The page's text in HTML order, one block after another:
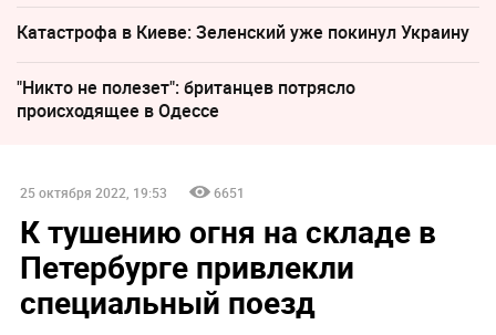
Катастрофа в Киеве: Зеленский уже покинул Украину
"Никто не полезет": британцев потрясло
происходящее в Одессе
25 октября 2022, 19:53 6651
К тушению огня на складе в
Петербурге привлекли
специальный поезд